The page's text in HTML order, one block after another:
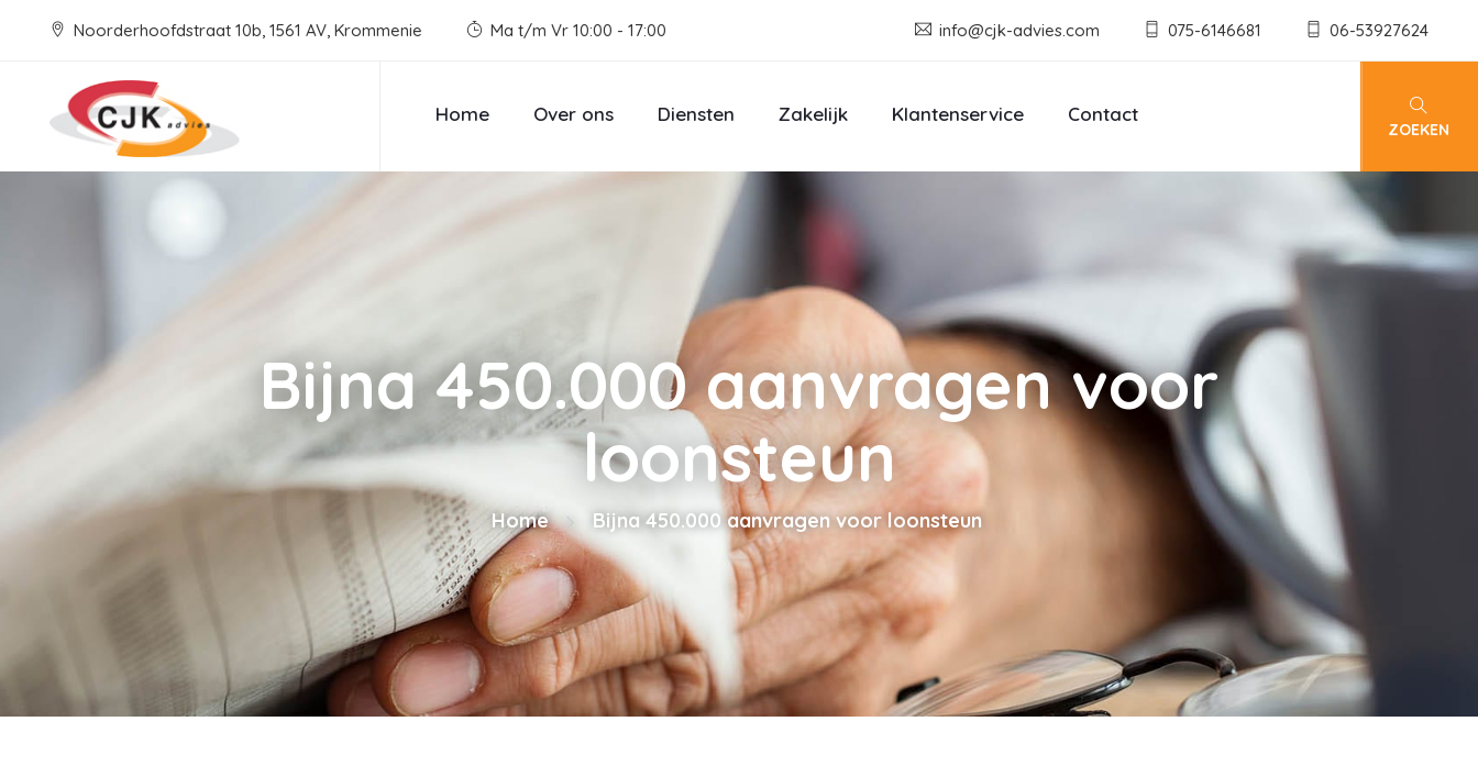
Noorderhoofdstraat 10b, 1561 AV, Krommenie Ma t/m Vr 10:00 - 17:00 info@cjk-advies.com 075-6146681 06-53927624
Home Over ons Diensten Zakelijk Klantenservice Contact
ZOEKEN
Bijna 450.000 aanvragen voor
loonsteun
Home Bijna 450.000 aanvragen voor loonsteun